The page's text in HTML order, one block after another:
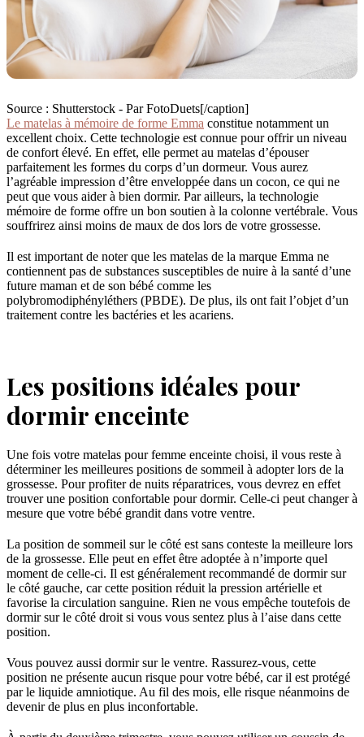
Source : Shutterstock - Par FotoDuets[/caption]
Le matelas à mémoire de forme Emma constitue notamment un
excellent choix. Cette technologie est connue pour offrir un niveau
de confort élevé. En effet, elle permet au matelas d’épouser
parfaitement les formes du corps d’un dormeur. Vous aurez
l’agréable impression d’être enveloppée dans un cocon, ce qui ne
peut que vous aider à bien dormir. Par ailleurs, la technologie
mémoire de forme offre un bon soutien à la colonne vertébrale. Vous
souffrirez ainsi moins de maux de dos lors de votre grossesse.
Il est important de noter que les matelas de la marque Emma ne
contiennent pas de substances susceptibles de nuire à la santé d’une
future maman et de son bébé comme les
polybromodiphényléthers (PBDE). De plus, ils ont fait l’objet d’un
traitement contre les bactéries et les acariens.
Les positions idéales pour
dormir enceinte
Une fois votre matelas pour femme enceinte choisi, il vous reste à
déterminer les meilleures positions de sommeil à adopter lors de la
grossesse. Pour profiter de nuits réparatrices, vous devrez en effet
trouver une position confortable pour dormir. Celle-ci peut changer à
mesure que votre bébé grandit dans votre ventre.
La position de sommeil sur le côté est sans conteste la meilleure lors
de la grossesse. Elle peut en effet être adoptée à n’importe quel
moment de celle-ci. Il est généralement recommandé de dormir sur
le côté gauche, car cette position réduit la pression artérielle et
favorise la circulation sanguine. Rien ne vous empêche toutefois de
dormir sur le côté droit si vous vous sentez plus à l’aise dans cette
position.
Vous pouvez aussi dormir sur le ventre. Rassurez-vous, cette
position ne présente aucun risque pour votre bébé, car il est protégé
par le liquide amniotique. Au fil des mois, elle risque néanmoins de
devenir de plus en plus inconfortable.